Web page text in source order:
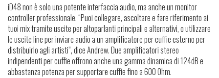
iD48 non è solo una potente interfaccia audio, ma anche un monitor
controller professionale. “Puoi collegare, ascoltare e fare riferimento ai
tuoi mix tramite uscite per altoparlanti principali e alternativi, o utilizzare
le uscite line per inviare audio a un amplificatore per cuffie esterno per
distribuirlo agli artisti”, dice Andrew. Due amplificatori stereo
indipendenti per cuffie offrono anche una gamma dinamica di 124dB e
abbastanza potenza per supportare cuffie fino a 600 Ohm.